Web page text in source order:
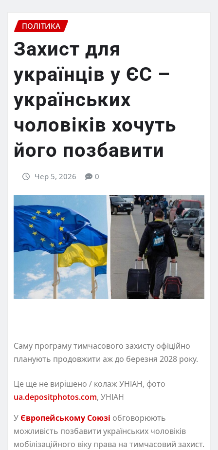
ПОЛІТИКА
Захист для
українців у ЄС –
українських
чоловіків хочуть
його позбавити
Чер 5, 2026 0
Саму програму тимчасового захисту офіційно
планують продовжити аж до березня 2028 року.
Це ще не вирішено / колаж УНІАН, фото
ua.depositphotos.com, УНІАН
У Європейському Союзі обговорюють
можливість позбавити українських чоловіків
мобілізаційного віку права на тимчасовий захист.